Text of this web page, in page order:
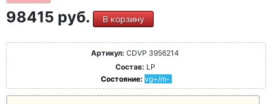
98415 руб. В корзину
Артикул: CDVP 3956214
Состав: LP
Состояние: vg+/m-